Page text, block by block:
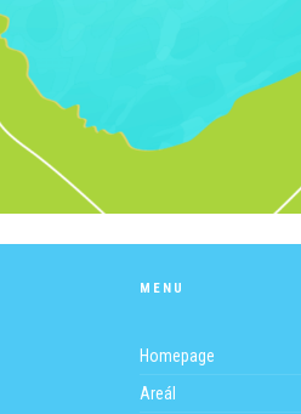
MENU
Homepage
Areál